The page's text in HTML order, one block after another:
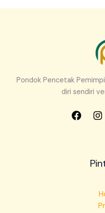
Pondok Pencetak
diri sendiri